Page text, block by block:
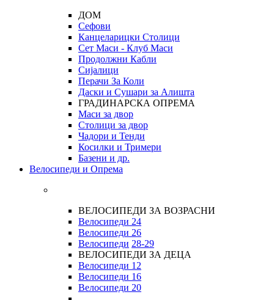
ДОМ
Сефови
Канцеларицки Столици
Сет Маси - Клуб Маси
Продолжни Кабли
Сијалици
Перачи За Коли
Даски и Сушари за Алишта
ГРАДИНАРСКА ОПРЕМА
Маси за двор
Столици за двор
Чадори и Тенди
Косилки и Тримери
Базени и др.
Велосипеди и Опрема
ВЕЛОСИПЕДИ ЗА ВОЗРАСНИ
Велосипеди 24
Велосипеди 26
Велосипеди 28-29
ВЕЛОСИПЕДИ ЗА ДЕЦА
Велосипеди 12
Велосипеди 16
Велосипеди 20